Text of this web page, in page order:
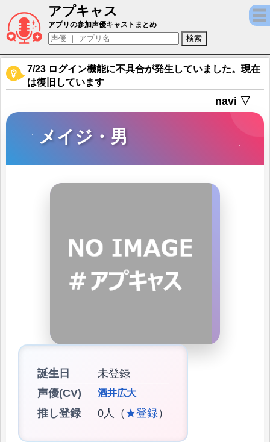
アプキャス
メイジ・男（声優：酒井広大)【ネバーアフ
アプリの参加声優キャストまとめ
7/23 ログイン機能に不具合が発生していました。現在
は復旧しています
navi ▽
メイジ・男
誕生日
未登録
声優(CV)
酒井広大
推し登録 0人（ ★登録）